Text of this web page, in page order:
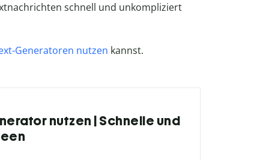
schnell und unkompliziert
Generatoren nutzen kannst.
nutzen | Schnelle und